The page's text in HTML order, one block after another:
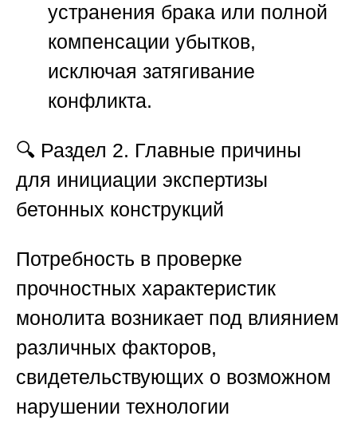
устранения брака или полной
компенсации убытков,
исключая затягивание
конфликта.
🔍 Раздел 2. Главные причины
для инициации экспертизы
бетонных конструкций
Потребность в проверке
прочностных характеристик
монолита возникает под влиянием
различных факторов,
свидетельствующих о возможном
нарушении технологии